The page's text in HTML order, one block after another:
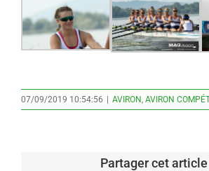
07/09/2019 10:54:56 | AVIRON AVIRON
Partager cet article